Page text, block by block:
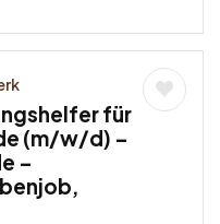
für
(m/w/d) –
–